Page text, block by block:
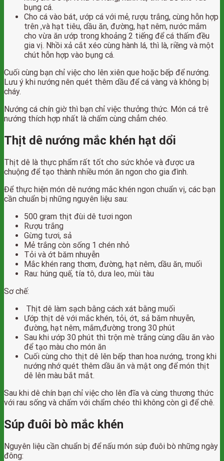
bụng cá.
Cho cá vào bát, ướp cá với mẻ, rượu trắng, cùng hỗn hợp
trên ,và hạt tiêu, dầu ăn, đường, hạt nêm, nước mắm
cho vừa ăn ướp trong khoảng 2 tiếng để cá thấm đều
gia vị. Nhồi xả cắt xéo cùng hành lá, thì là, riềng và một
chút hỗn hợp vào bụng cá.
Cuối cùng bạn chỉ việc cho lên xiên que hoặc bếp để nướng.
Lưu ý khi nướng nên quét thêm dầu để cá vàng và không bị
cháy.
Nướng cá chín giờ thì bạn chỉ việc thưởng thức. Món cá trê
nướng thích hợp nhất là chấm cùng chẳm chéo.
Thịt dê nướng mắc khén hạt dổi
Thịt dê là thực phẩm rất tốt cho sức khỏe và được ưa
chuộng để tạo thành nhiều món ăn ngon cho gia đình.
Để thực hiện món dê nướng mắc khén ngon chuẩn vị, các bạn
cần chuẩn bị những nguyên liệu sau:
500 gram thịt đùi dê tươi ngon
Rượu trắng
Gừng tươi, sả
Mẻ trắng còn sống 1 chén nhỏ
Tỏi và ớt băm nhuyễn
Mắc khén rang thơm, đường, hạt nêm, dầu ăn, muối
Rau: húng quế, tía tô, dưa leo, mùi tàu
Sơ chế:
Thịt dê làm sạch bằng cách xát bằng muối
Ướp thịt dê với mắc khén, tỏi, ớt, sả băm nhuyễn,
đường, hạt nêm, mắm,đường trong 30 phút
Sau khi ướp 30 phút thì trộn mè trắng cùng dầu ăn vào
để tạo màu cho món ăn
Cuối cùng cho thịt dê lên bếp than hoa nướng, trong khi
nướng nhớ quét thêm dầu ăn và mật ong để món thịt
dê lên màu bắt mắt.
Sau khi dê chín bạn chỉ việc cho lên đĩa và cùng thương thức
với rau sống và chấm với chẩm chéo thì không còn gì để chê.
Súp đuôi bò mắc khén
Nguyên liệu cần chuẩn bị để nấu món súp đuôi bò những ngày
đông: